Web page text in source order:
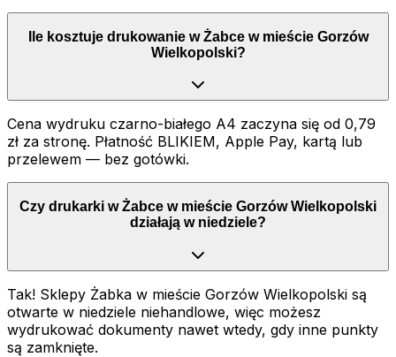
Ile kosztuje drukowanie w Żabce w mieście Gorzów
Wielkopolski?
Cena wydruku czarno-białego A4 zaczyna się od 0,79
zł za stronę. Płatność BLIKIEM, Apple Pay, kartą lub
przelewem — bez gotówki.
Czy drukarki w Żabce w mieście Gorzów Wielkopolski
działają w niedziele?
Tak! Sklepy Żabka w mieście Gorzów Wielkopolski są
otwarte w niedziele niehandlowe, więc możesz
wydrukować dokumenty nawet wtedy, gdy inne punkty
są zamknięte.